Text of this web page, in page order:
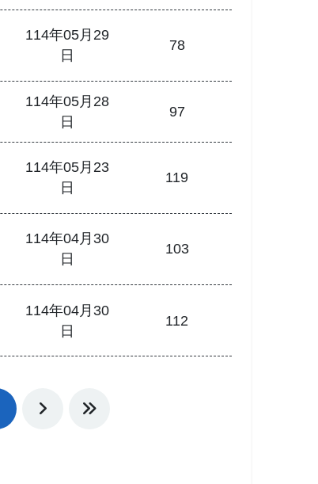
114年05月29
日
78
114年05月28
日
97
114年05月23
日
119
114年04月30
日
103
114年04月30
日
112
下一頁最後一頁